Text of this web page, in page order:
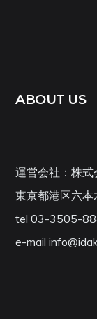
ABOUT US
運営会社：株式
東京都港区六
tel 03-3505-
e-mail